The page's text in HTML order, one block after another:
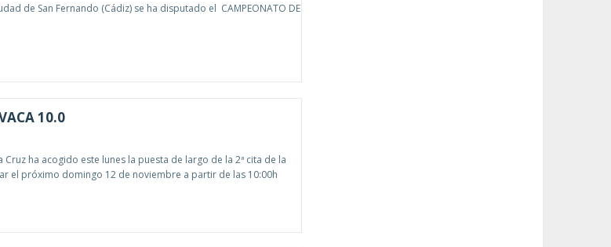
de San Fernando (Cádiz) se ha disputado el CAMPEONATO DE
10.0
ha acogido este lunes la puesta de largo de la 2ª cita de la
el próximo domingo 12 de noviembre a partir de las 10:00h